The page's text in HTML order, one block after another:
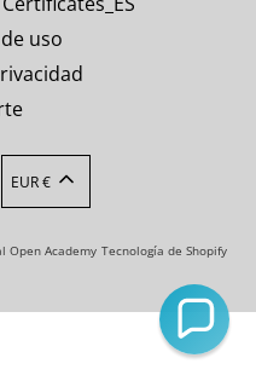
uso
EUR €
Open Academy Tecnología de Shopify